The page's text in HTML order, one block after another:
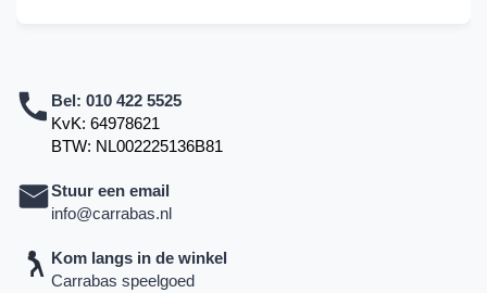
Bel: 010 422 5525
KvK: 64978621
BTW: NL002225136B81
Stuur een email
info@carrabas.nl
Kom langs in de winkel
Carrabas speelgoed